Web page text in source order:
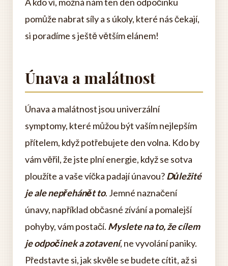
pomůže nabrat síly a s úkoly, které nás čekají,
si poradíme s ještě větším elánem!
Únava a malátnost
Únava a malátnost jsou univerzální
symptomy, které můžou být vaším nejlepším
přítelem, když potřebujete den volna. Kdo by
vám věřil, že jste plní energie, když se sotva
ploužíte a vaše víčka padají únavou?Důležité
je ale nepřehánět to. Jemné naznačení
únavy, například občasné zívání a pomalejší
pohyby, vám postačí. Myslete na to, že cílem
je odpočinek a zotavení, ne vyvolání paniky.
Představte si, jak skvěle se budete cítit, až si